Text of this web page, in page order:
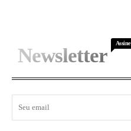
Newsletter
Assine